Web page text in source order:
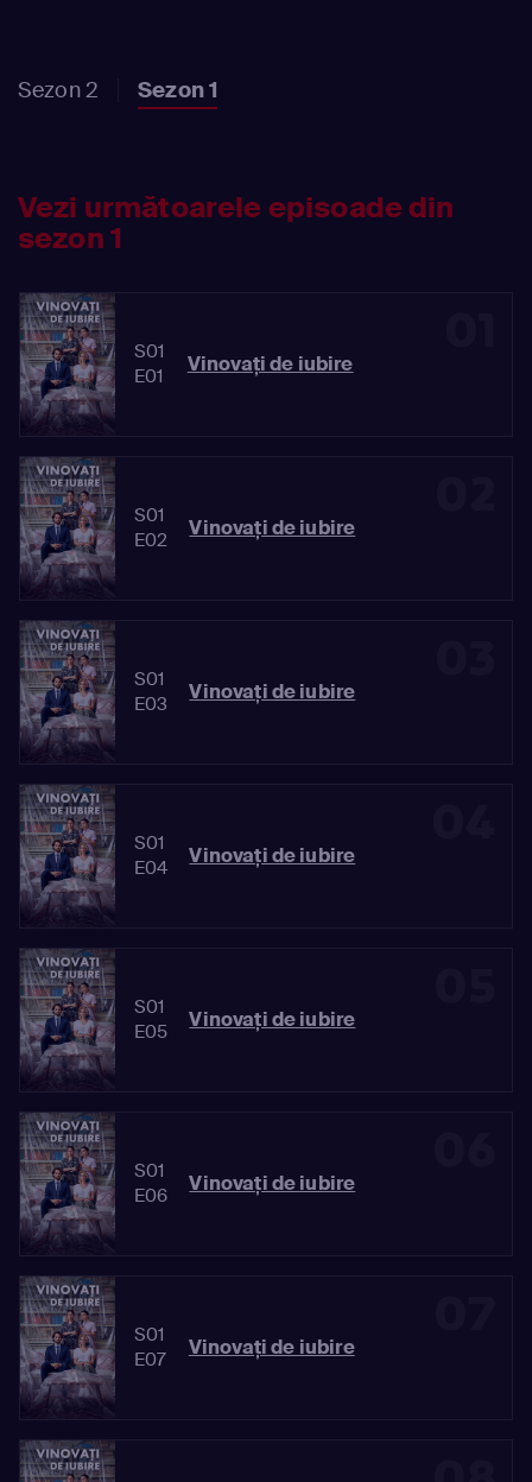
Sezon 2 Sezon 1
Vezi următoarele episoade din
sezon 1
S01
E01
Vinovaţi de iubire
S01
E02
Vinovaţi de iubire
S01
E03
Vinovaţi de iubire
S01
E04
Vinovaţi de iubire
S01
E05
Vinovaţi de iubire
S01
E06
Vinovaţi de iubire
S01
E07
Vinovaţi de iubire